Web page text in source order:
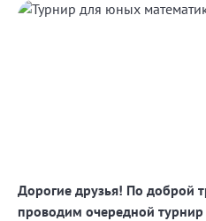
Дорогие друзья! По доброй
проводим очередной